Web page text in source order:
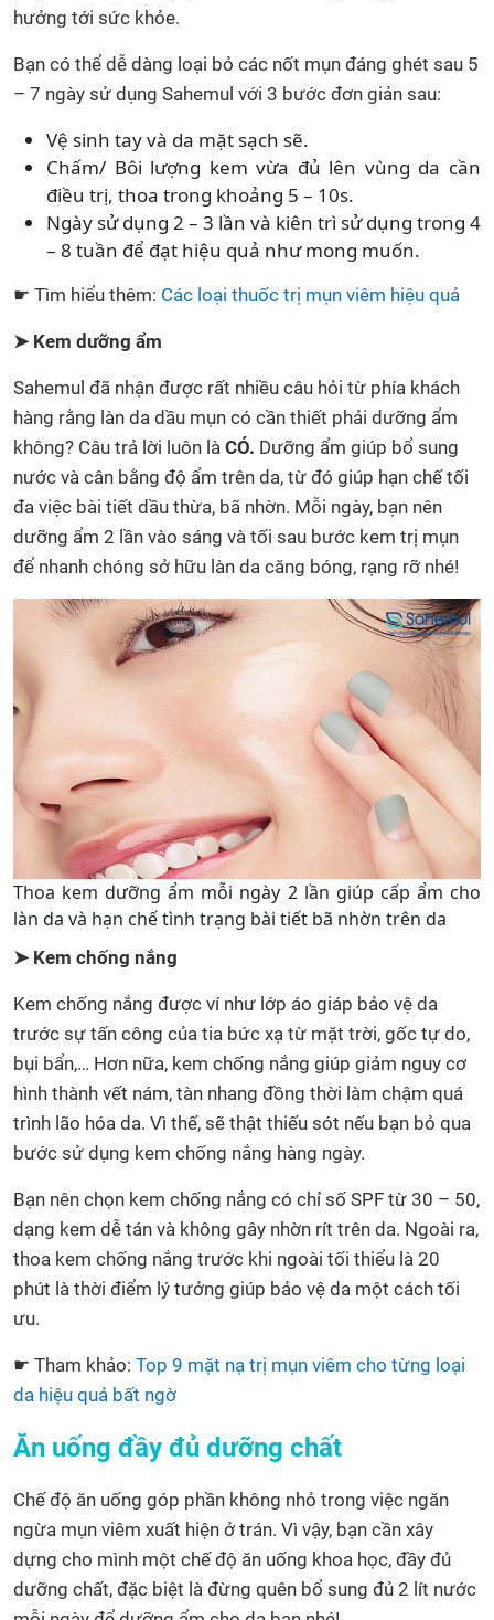
hưởng tới sức khỏe.
Bạn có thể dễ dàng loại bỏ các nốt mụn đáng ghét sau 5
– 7 ngày sử dụng Sahemul với 3 bước đơn giản sau:
Vệ sinh tay và da mặt sạch sẽ.
Chấm/ Bôi lượng kem vừa đủ lên vùng da cần
điều trị, thoa trong khoảng 5 – 10s.
Ngày sử dụng 2 – 3 lần và kiên trì sử dụng trong 4
– 8 tuần để đạt hiệu quả như mong muốn.
☛ Tìm hiểu thêm: Các loại thuốc trị mụn viêm hiệu quả
➤ Kem dưỡng ẩm
Sahemul đã nhận được rất nhiều câu hỏi từ phía khách
hàng rằng làn da dầu mụn có cần thiết phải dưỡng ẩm
không? Câu trả lời luôn là CÓ. Dưỡng ẩm giúp bổ sung
nước và cân bằng độ ẩm trên da, từ đó giúp hạn chế tối
đa việc bài tiết dầu thừa, bã nhờn. Mỗi ngày, bạn nên
dưỡng ẩm 2 lần vào sáng và tối sau bước kem trị mụn
để nhanh chóng sở hữu làn da căng bóng, rạng rỡ nhé!
Thoa kem dưỡng ẩm mỗi ngày 2 lần giúp cấp ẩm cho
làn da và hạn chế tình trạng bài tiết bã nhờn trên da
➤ Kem chống nắng
Kem chống nắng được ví như lớp áo giáp bảo vệ da
trước sự tấn công của tia bức xạ từ mặt trời, gốc tự do,
bụi bẩn,… Hơn nữa, kem chống nắng giúp giảm nguy cơ
hình thành vết nám, tàn nhang đồng thời làm chậm quá
trình lão hóa da. Vì thế, sẽ thật thiếu sót nếu bạn bỏ qua
bước sử dụng kem chống nắng hàng ngày.
Bạn nên chọn kem chống nắng có chỉ số SPF từ 30 – 50,
dạng kem dễ tán và không gây nhờn rít trên da. Ngoài ra,
thoa kem chống nắng trước khi ngoài tối thiểu là 20
phút là thời điểm lý tưởng giúp bảo vệ da một cách tối
ưu.
☛ Tham khảo: Top 9 mặt nạ trị mụn viêm cho từng loại
da hiệu quả bất ngờ
Ăn uống đầy đủ dưỡng chất
Chế độ ăn uống góp phần không nhỏ trong việc ngăn
ngừa mụn viêm xuất hiện ở trán. Vì vậy, bạn cần xây
dựng cho mình một chế độ ăn uống khoa học, đầy đủ
dưỡng chất, đặc biệt là đừng quên bổ sung đủ 2 lít nước